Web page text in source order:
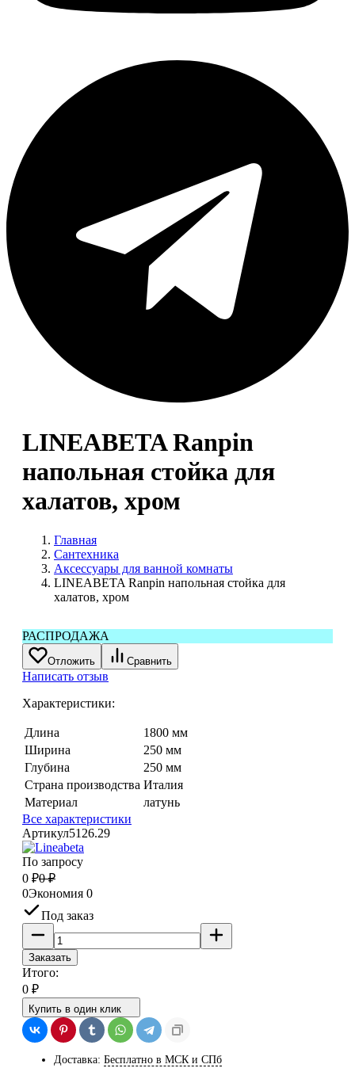
LINEABETA Ranpin
напольная стойка для
халатов, хром
Главная
Сантехника
Аксессуары для ванной комнаты
LINEABETA Ranpin напольная стойка для
халатов, хром
РАСПРОДАЖА
Отложить Сравнить
Написать отзыв
Характеристики:
Длина
1800 мм
Ширина
250 мм
Глубина
250 мм
Страна производства Италия
Материал
латунь
Все характеристики
Артикул5126.29
По запросу
0 ₽0 ₽
0Экономия 0
Под заказ
Заказать
Итого:
0 ₽
Купить в один клик
Доставка: Бесплатно в МСК и СПб